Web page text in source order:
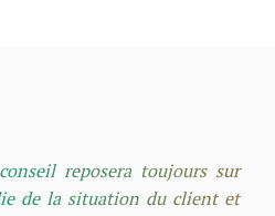
reposera toujours sur
de la situation du client et